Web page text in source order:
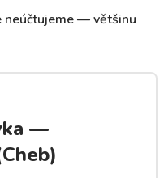
neúčtujeme — většinu
—